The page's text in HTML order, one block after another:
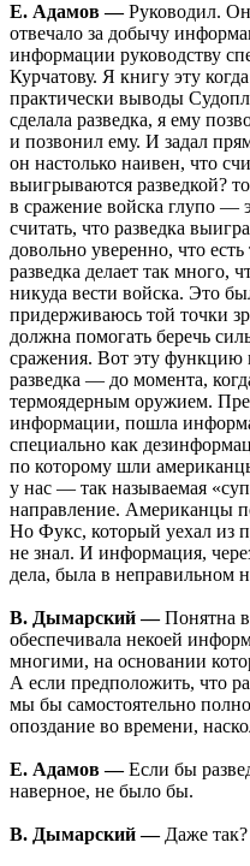
Е. Адамов —Руководил.
отвечало за добычу
информации руководству
Курчатову. Я книгу эту
практически выводы
сделала разведка, я ему
и позвонил ему. И задал
он настолько наивен, что
выигрываются разведкой?
в сражение войска глупо —
считать, что разведка
довольно уверенно, что
разведка делает так много,
никуда вести войска. Это
придерживаюсь той точки
должна помогать беречь
сражения. Вот эту
разведка — до момента,
термоядерным оружием.
информации, пошла
специально как
по которому шли
у нас — так называемая
направление. Американцы
Но Фукс, который уехал из
не знал. И информация,
дела, была в неправильном
В. Дымарский —Понятна
обеспечивала некоей
многими, на основании
А если предположить, что
мы бы самостоятельно
опоздание во времени,
Е. Адамов —Если бы
наверное, не было бы.
В. Дымарский —Даже так?